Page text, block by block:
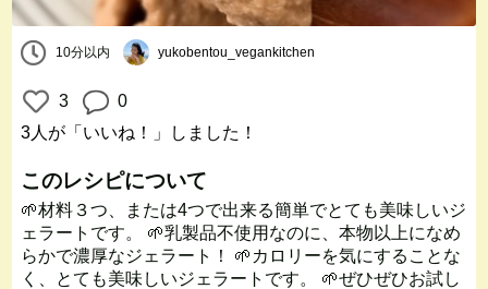
10分以内 yukobentou_vegankitchen
3
0
3人 が「いいね！」しました！
このレシピについて
🌱材料３つ、または4つで出来る簡単でとても美味しいジ
ェラートです。 🌱乳製品不使用なのに、本物以上になめ
らかで濃厚なジェラート！ 🌱カロリーを気にすることな
く、とても美味しいジェラートです。 🌱ぜひぜひお試し